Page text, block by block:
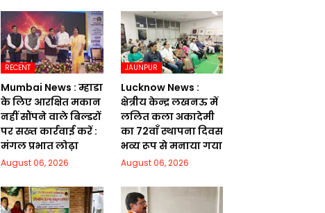
RECENT
Mumbai News : म्हाडा
के लिए आरक्षित मकान
नहीं सौंपने वाले बिल्डरों
पर सख्त कार्रवाई करें :
मंगल प्रभात लोढ़ा
August 06, 2026
JAUNPUR
Lucknow News :
क्षेत्रीय केन्द्र लखनऊ में
ललित कला अकादेमी
का 72वाॅं स्थापना दिवस
भव्य रूप से मनाया गया
August 06, 2026